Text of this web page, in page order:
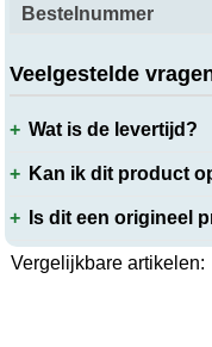
Bestelnummer
Veelgestelde
Wat is de levertijd?
Kan ik dit product
Is dit een origineel
Vergelijkbare artikelen: